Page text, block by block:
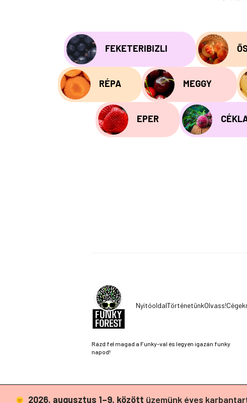
FEKETERIBIZLI
RÉPA MEGGY
EPER
NyitóoldalTörténetünkOlvass!
Rázd fel magad a Funky-val és legyen igazán funky
napod!
2026. augusztus 1–9. között üzemünk éves